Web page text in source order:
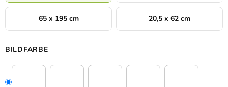
65 x 195 cm 20,5 x 62 cm
BILDFARBE